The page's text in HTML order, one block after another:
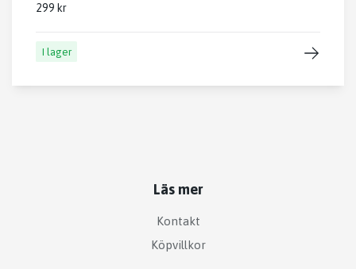
299 kr
I lager
Läs mer
Kontakt
Köpvillkor